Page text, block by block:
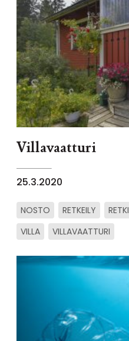
Villavaatturi
25.3.2020
NOSTO RETKEILY RETKI
VILLA
VILLAVAATTURI